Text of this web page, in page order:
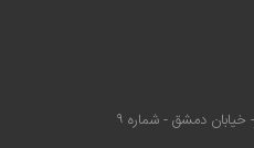
خيابان دمشق - شماره ۹